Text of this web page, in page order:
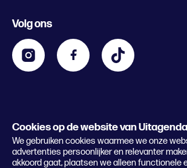
Cookies op de website van
We gebruiken cookies waarmee we onze
advertenties persoonlijker en relevanter
akkoord gaat, plaatsen we alleen functionele
Contact
Zakelijk
Lees het magazine
Kids
Volg ons
© 2026 Rotterdam Festivals